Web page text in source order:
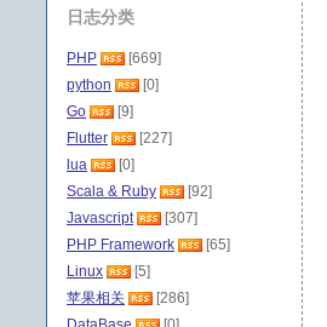
日志分类
PHP
[669]
python
[0]
Go
[9]
Flutter
[227]
lua
[0]
Scala & Ruby
[92]
Javascript
[307]
PHP Framework
[65]
Linux
[5]
苹果相关
[286]